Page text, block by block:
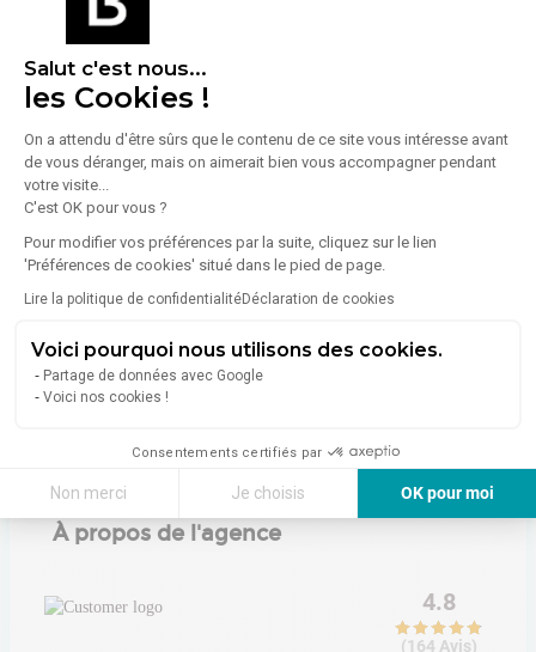
Salut c'est nous...
les Cookies !
On a attendu d'être sûrs que le contenu de ce site vous intéresse avant
de vous déranger, mais on aimerait bien vous accompagner pendant
votre visite...
C'est OK pour vous ?
Pour modifier vos préférences par la suite, cliquez sur le lien
'Préférences de cookies' situé dans le pied de page.
Lire la politique de confidentialitéDéclaration de cookies
Voici pourquoi nous utilisons des cookies.
Partage de données avec Google
Voici nos cookies !
Consentements certifiés par
Non merci Je choisis
OK pour moi
Axeptio consent
Plateforme de Gestion du Consentement : Personnalisez vos Options
Énergie
Diagnostic de performance énergétique (DPE)
Consommation (énergie primaire) :Non communiqué
Indice d'émission de gaz à effet de serre (GES)
Émissions :Non communiqué
En savoir plus sur le bien
À propos de l'agence
4.8
(164 Avis)